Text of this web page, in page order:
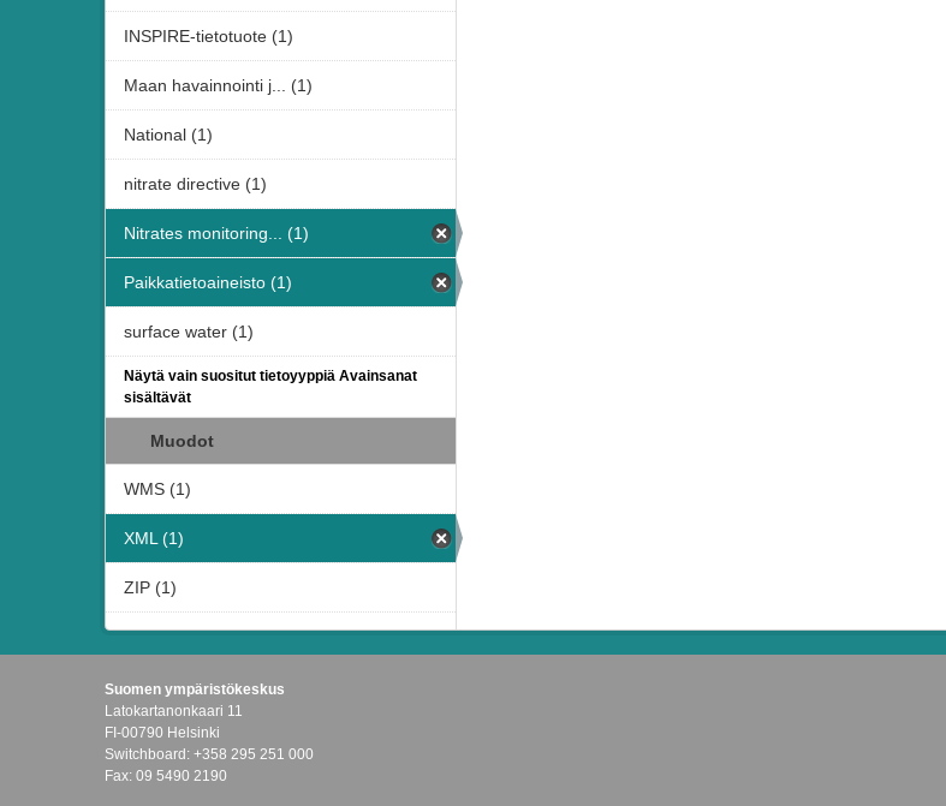
INSPIRE-tietotuote (1)
Maan havainnointi j... (1)
National (1)
nitrate directive (1)
Nitrates monitoring... (1)
Paikkatietoaineisto (1)
surface water (1)
Näytä vain suositut tietoyyppiä Avainsanat
sisältävät
Muodot
WMS (1)
XML (1)
ZIP (1)
Suomen ympäristökeskus
Latokartanonkaari 11
FI-00790 Helsinki
Switchboard: +358 295 251 000
Fax: 09 5490 2190